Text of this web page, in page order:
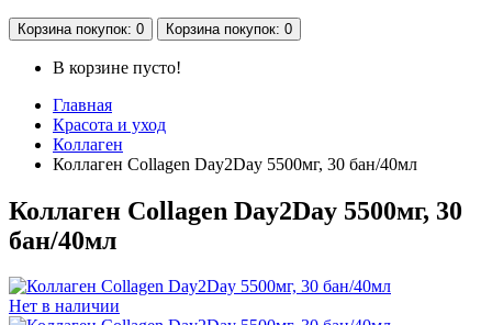
Корзина покупок: 0 Корзина покупок: 0
В корзине пусто!
Главная
Красота и уход
Коллаген
Коллаген Collagen Day2Day 5500мг, 30 бан/40мл
Коллаген Collagen Day2Day 5500мг, 30
бан/40мл
Нет в наличии